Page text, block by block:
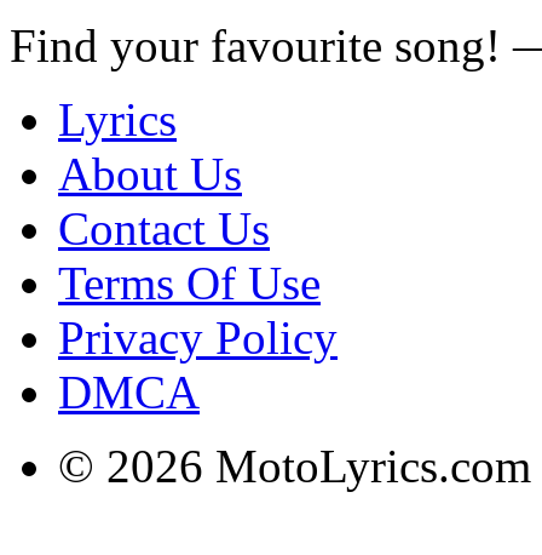
Find your favourite song!
Lyrics
About Us
Contact Us
Terms Of Use
Privacy Policy
DMCA
© 2026 MotoLyrics.com